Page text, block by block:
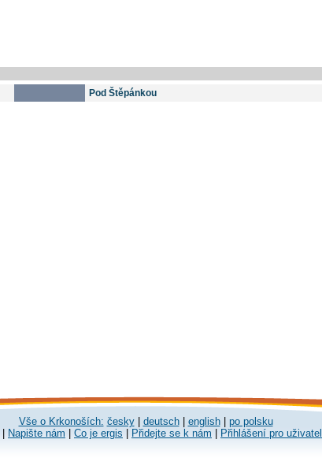
Pod Štěpánkou
Vše o Krkonoších: česky| deutsch| english| po polsku
Napište nám Co je ergis Přidejte se k nám Přihlášení pro